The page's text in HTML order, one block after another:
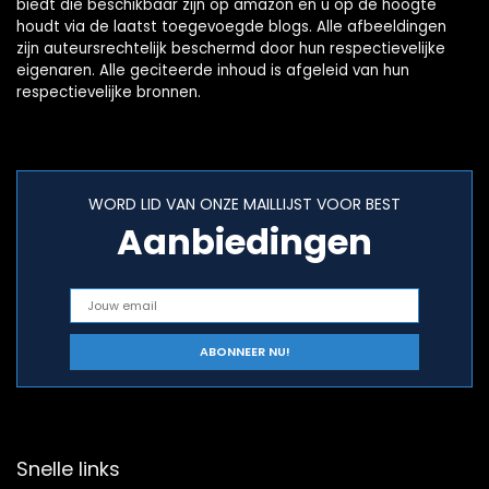
biedt die beschikbaar zijn op amazon en u op de hoogte
houdt via de laatst toegevoegde blogs. Alle afbeeldingen
zijn auteursrechtelijk beschermd door hun respectievelijke
eigenaren. Alle geciteerde inhoud is afgeleid van hun
respectievelijke bronnen.
WORD LID VAN ONZE MAILLIJST VOOR BEST
Aanbiedingen
Snelle links